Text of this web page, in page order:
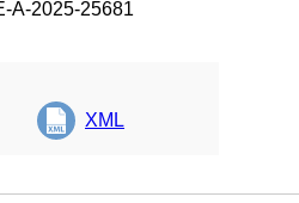
A-2025-25681
XML